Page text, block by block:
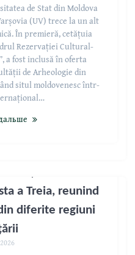
de Stat din Moldova
(UV) trece la un alt
În premieră, cetățuia
Rezervației Cultural-
a fost inclusă în oferta
de Arheologie din
situl moldovenesc într-
a Treia, reunind
diferite regiuni